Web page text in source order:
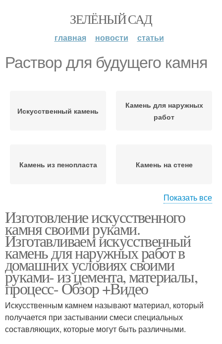
ЗЕЛЁНЫЙ САД
главная новости статьи
Раствор для будущего камня
Искусственный камень
Камень для наружных
работ
Камень из пенопласта Камень на стене
Стены под камень Стен под камень
Штукатурка под камень
Камень в домашних
условиях
Показать все
Изготовление искусственного
камня своими руками.
Изготавливаем искусственный
камень для наружных работ в
домашних условиях своими
руками- из цемента, материалы,
процесс- Обзор +Видео
Искусственным камнем называют материал, который
получается при застывании смеси специальных
составляющих, которые могут быть различными.